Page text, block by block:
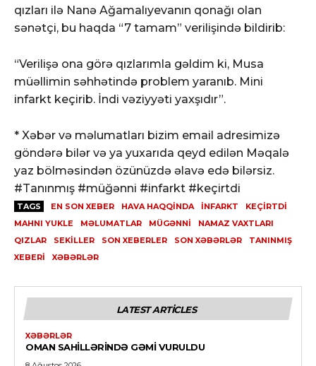
qızları ilə Nanə Ağamalıyevanın qonağı olan
sənətçi, bu haqda “7 tamam” verilişində bildirib:
“Verilişə ona görə qızlarımla gəldim ki, Musa
müəllimin səhhətində problem yaranıb. Mini
infarkt keçirib. İndi vəziyyəti yaxşıdır”.
* Xəbər və məlumatları bizim email adresimizə
göndərə bilər və ya yuxarıda qeyd edilən Məqalə
yaz bölməsindən özünüzdə əlavə edə bilərsiz.
#Tanınmış #müğənni #infarkt #keçirtdi
TAGS EN SON XEBER HAVA HAQQINDA İNFARKT
KEÇIRTDI
MAHNI YUKLE
MƏLUMATLAR MÜGƏNNI
NAMAZ VAXTLARI
QIZLAR
SEKILLER SON XEBERLER SON XƏBƏRLƏR
TANINMIŞ
XEBERI
XƏBƏRLƏR
LATEST ARTICLES
XƏBƏRLƏR
OMAN SAHILLƏRINDƏ GƏMI VURULDU